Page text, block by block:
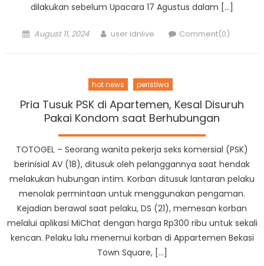
dilakukan sebelum Upacara 17 Agustus dalam […]
Posted
August 11, 2024 Author
user idnlive Comment(0)
hot news peristiwa
Pria Tusuk PSK di Apartemen, Kesal Disuruh
Pakai Kondom saat Berhubungan
TOTOGEL – Seorang wanita pekerja seks komersial (PSK)
berinisial AV (18), ditusuk oleh pelanggannya saat hendak
melakukan hubungan intim. Korban ditusuk lantaran pelaku
menolak permintaan untuk menggunakan pengaman.
Kejadian berawal saat pelaku, DS (21), memesan korban
melalui aplikasi MiChat dengan harga Rp300 ribu untuk sekali
kencan. Pelaku lalu menemui korban di Appartemen Bekasi
Town Square, […]